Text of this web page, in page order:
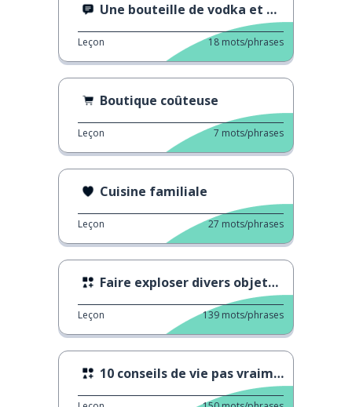
Une bouteille de vodka et plus
Leçon 18 mots/phrases
Boutique coûteuse
Leçon 7 mots/phrases
Cuisine familiale
Leçon 27 mots/phrases
Faire exploser divers objets avec des pétards
Leçon 139 mots/phrases
10 conseils de vie pas vraiment utiles